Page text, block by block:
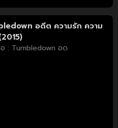
อดีต ความรัก ความ
อ : Tumbledown อด